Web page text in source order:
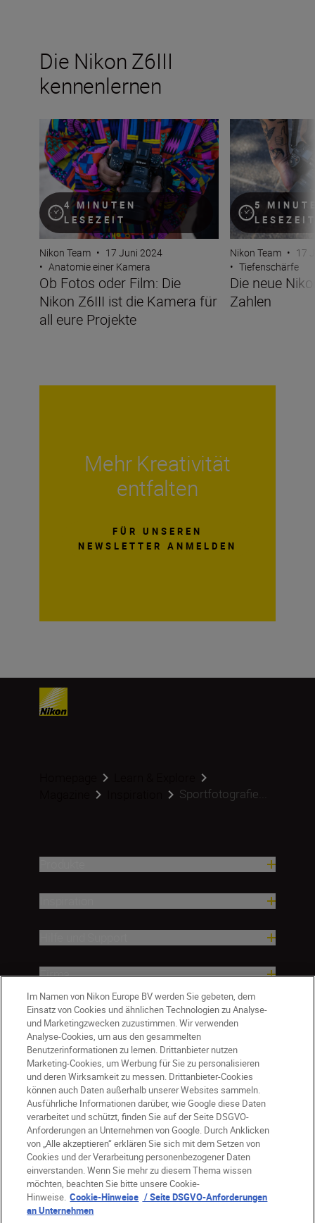
Die Nikon Z6III
kennenlernen
4 MINUTEN
LESEZEIT
Ob Fotos oder Film: Die Nikon Z6III ist die Kamera für
Nikon Team • 17 Juni 2024
• Anatomie einer Kamera
Ob Fotos oder Film: Die
Nikon Z6III ist die Kamera für
all eure Projekte
5
Die neue Nikon
Nikon Team • 17
• Tiefenschärfe
Die neue
Zahlen
Mehr Kreativität
entfalten
FÜR UNSEREN
NEWSLETTER ANMELDEN
Sportfotografie...
Firma
DE Nikon Sites
Kontakt
Datenschutzhinweis
Nutzungsbedingungen
Geschäftsbedingungen des Nikon Stores
Im Namen von Nikon Europe BV werden Sie gebeten, dem
Einsatz von Cookies und ähnlichen Technologien zu Analyse-
und Marketingzwecken zuzustimmen. Wir verwenden
Analyse-Cookies, um aus den gesammelten
Benutzerinformationen zu lernen. Drittanbieter nutzen
Marketing-Cookies, um Werbung für Sie zu personalisieren
und deren Wirksamkeit zu messen. Drittanbieter-Cookies
können auch Daten außerhalb unserer Websites sammeln.
Ausführliche Informationen darüber, wie Google diese Daten
verarbeitet und schützt, finden Sie auf der Seite DSGVO-
Anforderungen an Unternehmen von Google. Durch Anklicken
von „Alle akzeptieren“ erklären Sie sich mit dem Setzen von
Cookies und der Verarbeitung personenbezogener Daten
einverstanden. Wenn Sie mehr zu diesem Thema wissen
möchten, beachten Sie bitte unsere Cookie-
Hinweise. Cookie-Hinweise / Seite DSGVO-Anforderungen
an Unternehmen